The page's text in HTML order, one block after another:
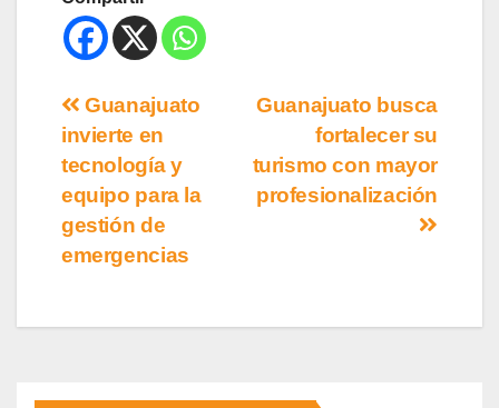
Guanajuato busca
fortalecer su
turismo con mayor
profesionalización
Guanajuato
invierte en
tecnología y
equipo para la
gestión de
emergencias